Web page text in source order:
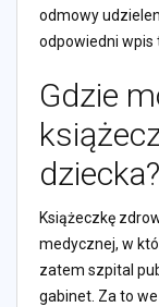
odmowy
odpowiedni wpis
Gdzie
dziecka?
Książeczkę
medycznej, w
zatem szpital
gabinet. Za to